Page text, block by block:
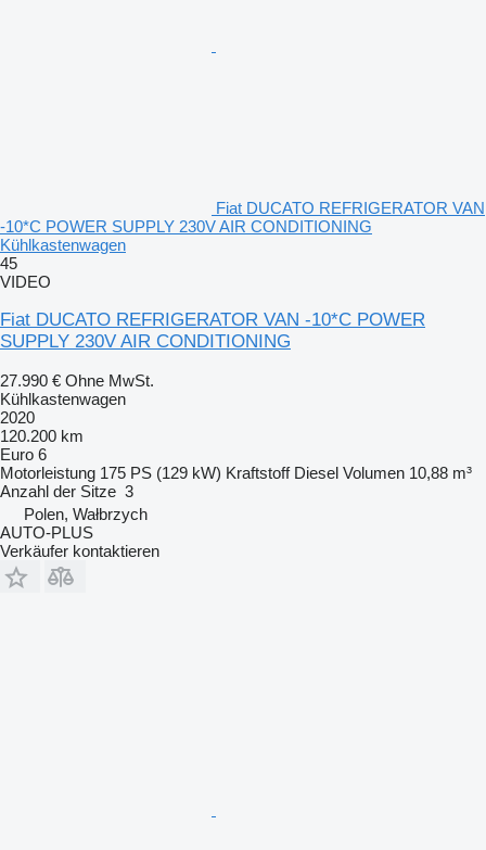
Fiat DUCATO REFRIGERATOR VAN
-10*C POWER SUPPLY 230V AIR CONDITIONING
Kühlkastenwagen
45
VIDEO
Fiat DUCATO REFRIGERATOR VAN -10*C POWER
SUPPLY 230V AIR CONDITIONING
27.990 € Ohne MwSt.
Kühlkastenwagen
2020
120.200 km
Euro 6
Motorleistung 175 PS (129 kW) Kraftstoff Diesel Volumen 10,88 m³
Anzahl der Sitze 3
Polen, Wałbrzych
AUTO-PLUS
Verkäufer kontaktieren